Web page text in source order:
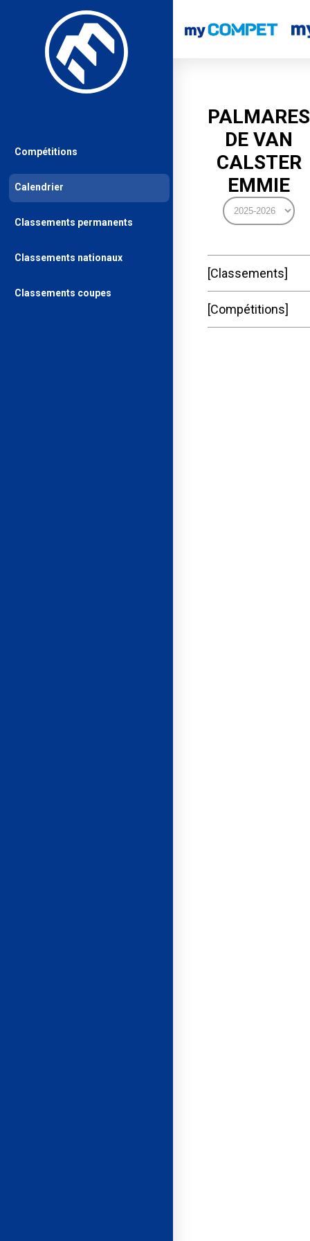
PALMARES
DE VAN
CALSTER
EMMIE
Classements
Compétitions
Compétitions
Calendrier
Classements permanents
Classements nationaux
Classements coupes